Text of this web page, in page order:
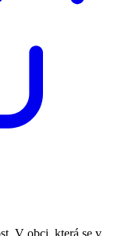
V obci, která se v